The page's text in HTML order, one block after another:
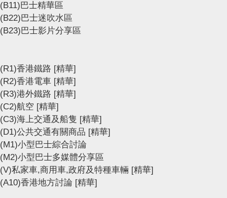
(B11)巴士精華區
(B22)巴士迷吹水區
(B23)巴士影片分享區
(R1)香港鐵路 [精華]
(R2)香港電車 [精華]
(R3)港外鐵路 [精華]
(C2)航空 [精華]
(C3)海上交通及船隻 [精華]
(D1)公共交通有關商品 [精華]
(M1)小型巴士綜合討論
(M2)小型巴士多媒體分享區
(V)私家車,商用車,政府及特種車輛 [精華]
(A10)香港地方討論 [精華]